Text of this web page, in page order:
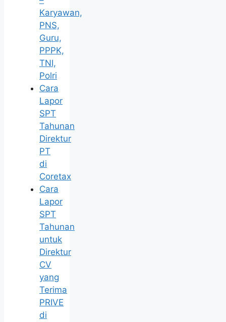
Karyawan,
PNS,
Guru,
PPPK,
TNI,
Polri
Cara
Lapor
SPT
Tahunan
Direktur
PT
di
Coretax
Cara
Lapor
SPT
Tahunan
untuk
Direktur
CV
yang
Terima
PRIVE
di